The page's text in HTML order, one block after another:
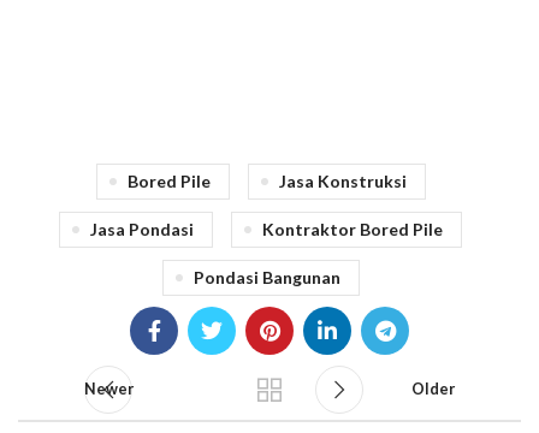
Bored Pile Jasa Konstruksi
Jasa Pondasi Kontraktor Bored Pile
Pondasi Bangunan
Newer Older